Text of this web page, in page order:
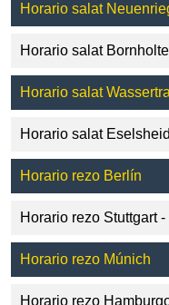
Horario salat
Horario salat Bornholte
Horario salat
Horario salat
Horario rezo Berlín
Horario rezo Stuttgart
Horario rezo Múnich
Horario rezo